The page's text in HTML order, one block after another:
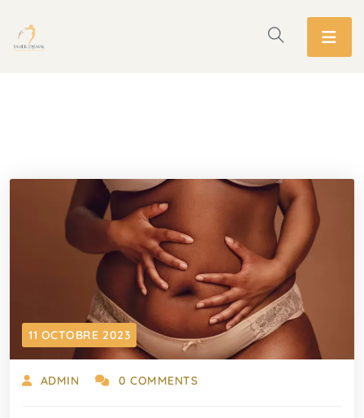
11 OCTOBRE 2023
ADMIN 0 COMMENTS